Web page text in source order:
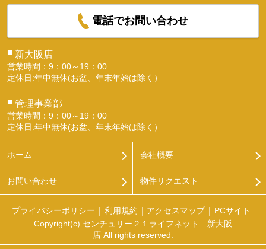
新大阪歯科衛生士専門学校
大阪ハイテクノロジー専門学校
約445m／6分
学校法人大阪滋慶学園滋慶科学大学院大学
電話でお問い合わせ
■ 新大阪店
営業時間：9：00～19：00
定休日:年中無休(お盆、年末年始は除く）
■ 管理事業部
営業時間：9：00～19：00
定休日:年中無休(お盆、年末年始は除く）
ホーム 会社概要
お問い合わせ 物件リクエスト
プライバシーポリシー 利用規約 アクセスマップ
PCサイト
Copyright(c) センチュリー２１ライフネット 新大阪
店 All rights reserved.